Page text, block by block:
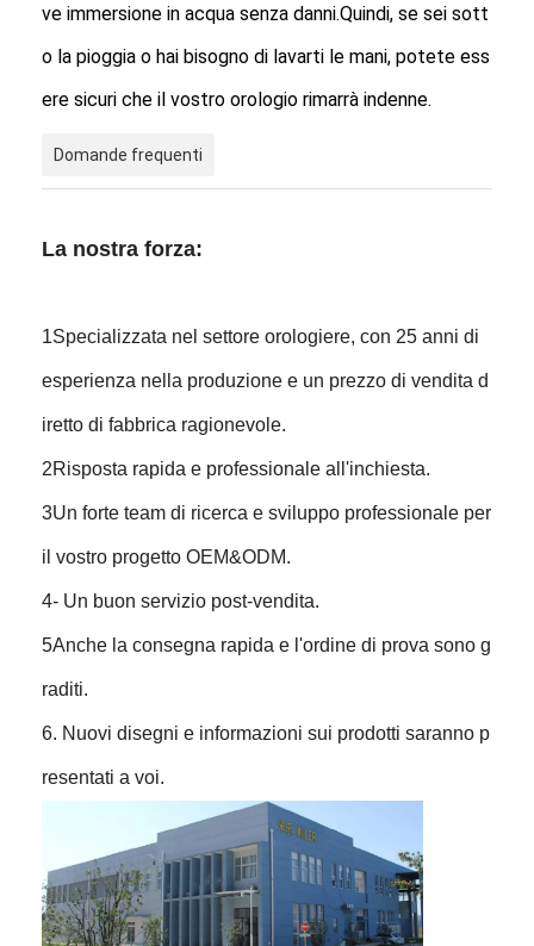
ve immersione in acqua senza danni.Quindi, se sei sott
o la pioggia o hai bisogno di lavarti le mani, potete ess
ere sicuri che il vostro orologio rimarrà indenne.
Domande frequenti
La nostra forza:
1Specializzata nel settore orologiere, con 25 anni di
esperienza nella produzione e un prezzo di vendita d
iretto di fabbrica ragionevole.
2Risposta rapida e professionale all'inchiesta.
3Un forte team di ricerca e sviluppo professionale per
il vostro progetto OEM&ODM.
4- Un buon servizio post-vendita.
5Anche la consegna rapida e l'ordine di prova sono g
raditi.
6. Nuovi disegni e informazioni sui prodotti saranno p
resentati a voi.